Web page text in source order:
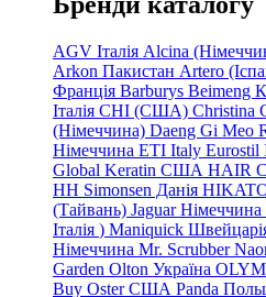
AGV Італія Alcina
Arkon Пакистан Artero
Франція Barburys Beimeng
Італія CHI (США) Christina
(Німеччина) Daeng Gi Meo
Німеччина ETI Italy Eurostil
Global Keratin США HAIR
HH Simonsen Данія
(Тайвань) Jaguar Німеччина
Італія ) Maniquick
Німеччина Mr. Scrubber
Garden Olton Україна
Buy Oster США Panda